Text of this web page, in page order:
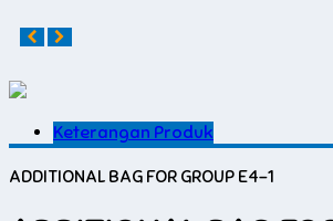
Keterangan Produk
ADDITIONAL BAG FOR GROUP E4-1